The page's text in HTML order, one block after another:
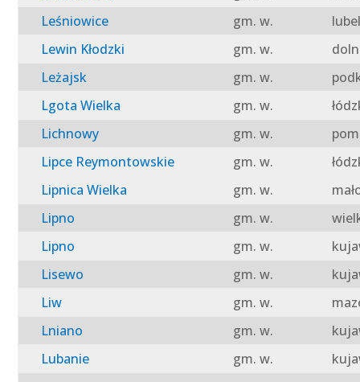
Leśniowice
gm. w.
Lewin Kłodzki
gm. w.
Leżajsk
gm. w.
Lgota Wielka
gm. w.
Lichnowy
gm. w.
Lipce Reymontowskie
gm. w.
Lipnica Wielka
gm. w.
Lipno
gm. w.
Lipno
gm. w.
Lisewo
gm. w.
Liw
gm. w.
Lniano
gm. w.
Lubanie
gm. w.